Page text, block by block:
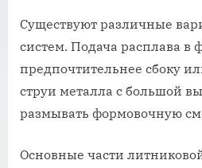
Существуют различные
систем. Подача расплава в
предпочтительнее сбоку
струи металла с большой
размывать формовочную
Основные части